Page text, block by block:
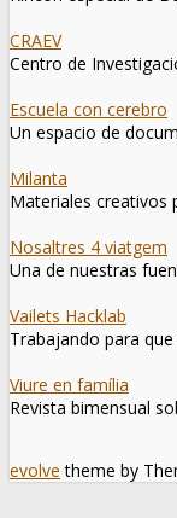
CRAEV
Centro de
Escuela con cerebro
Un espacio de
Milanta
Materiales creativos
Nosaltres 4 viatgem
Una de nuestras
Vailets Hacklab
Trabajando para
Viure en família
Revista bimensual
evolve theme by